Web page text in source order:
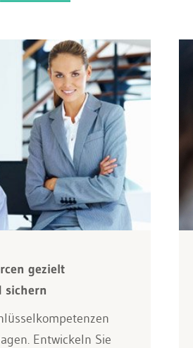
gezielt
sichern
Entwickeln Sie